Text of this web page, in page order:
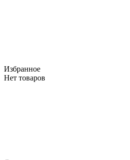
Избранное
Нет товаров